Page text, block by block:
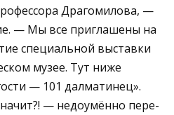
Драгомилова, —
— Мы все приглашены на
специальной выставки
музее. Тут ниже
— 101 далматинец».
— недоумённо пере­